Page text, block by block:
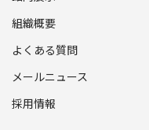
組織概要
よくある質問
メールニュース
採用情報